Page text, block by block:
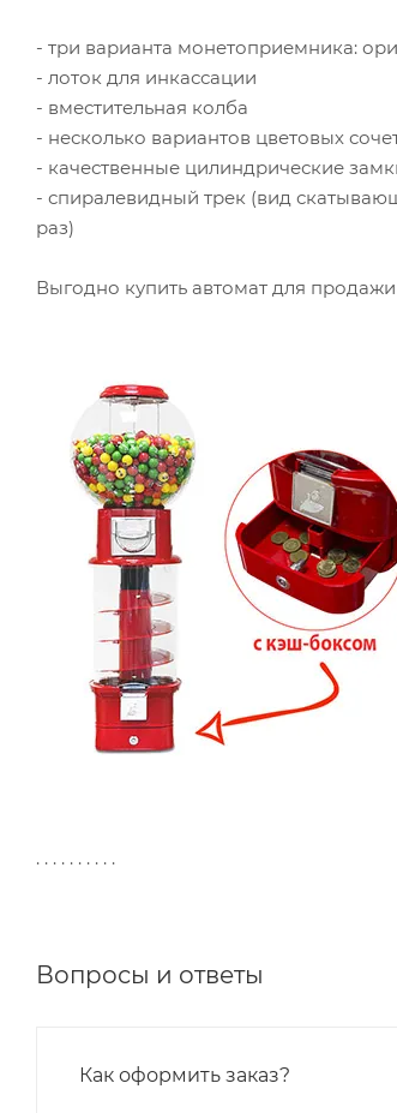
- три варианта монетоприемника:
- лоток для инкассации
- вместительная колба
- несколько вариантов цветовых
- качественные цилиндрические
- спиралевидный трек (вид
раз)
Выгодно купить автомат для
. . . . . . . . . .
Вопросы и ответы
Как оформить заказ?